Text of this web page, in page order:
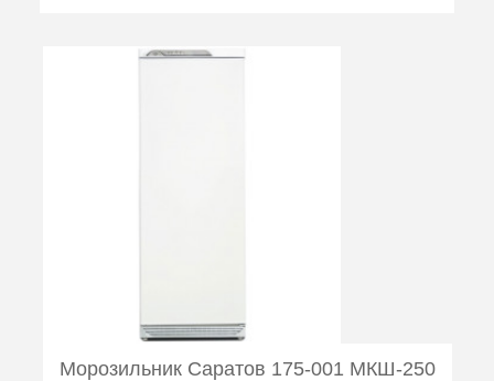
Морозильник Саратов 175-001 МКШ-250